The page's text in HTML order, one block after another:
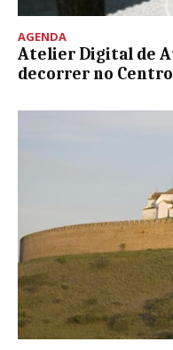
AGENDA
Atelier Digital de
decorrer no